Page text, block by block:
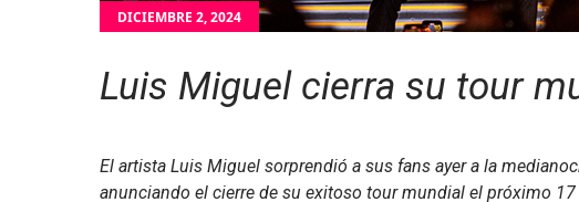
DICIEMBRE 2, 2024
Luis Miguel cierra su tour
El artista Luis Miguel sorprendió a sus fans ayer a la
anunciando el cierre de su exitoso tour mundial el próximo